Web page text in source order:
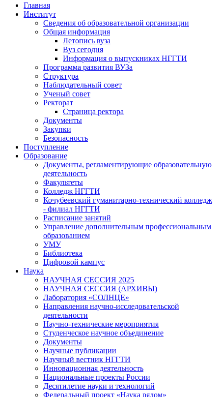
Главная
Институт
Сведения об образовательной организации
Общая информация
Летопись вуза
Вуз сегодня
Информация о выпускниках НГГТИ
Программа развития ВУЗа
Структура
Наблюдательный совет
Ученый совет
Ректорат
Страница ректора
Документы
Закупки
Безопасность
Поступление
Образование
Документы, регламентирующие образовательную
деятельность
Факультеты
Колледж НГГТИ
Кочубеевский гуманитарно-технический колледж
- филиал НГГТИ
Расписание занятий
Управление дополнительным профессиональным
образованием
УМУ
Библиотека
Цифровой кампус
Наука
НАУЧНАЯ СЕССИЯ 2025
НАУЧНАЯ СЕССИЯ (АРХИВЫ)
Лаборатория «СОЛНЦЕ»
Направления научно-исследовательской
деятельности
Научно-технические мероприятия
Студенческое научное объединение
Документы
Научные публикации
Научный вестник НГГТИ
Инновационная деятельность
Национальные проекты России
Десятилетие науки и технологий
Федеральный проект «Наука рядом»